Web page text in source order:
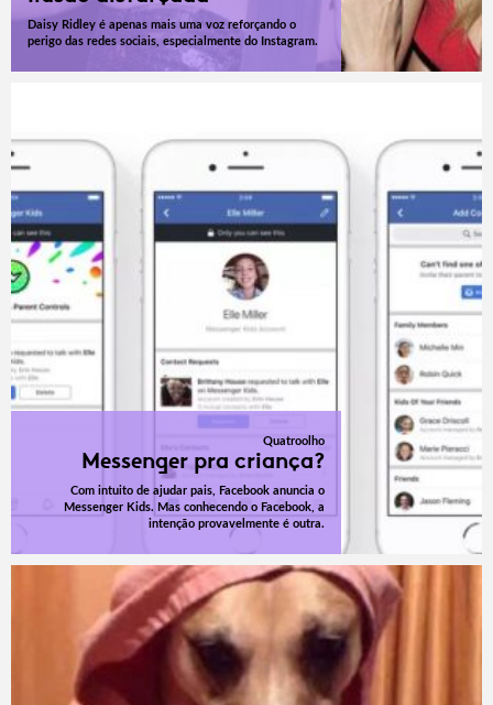
Daisy Ridley é apenas mais uma voz reforçando o
perigo das redes sociais, especialmente do Instagram.
Quatroolho
Messenger pra criança?
Com intuito de ajudar pais, Facebook anuncia o
Messenger Kids. Mas conhecendo o Facebook, a
intenção provavelmente é outra.